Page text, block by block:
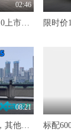
02:46
10全10美一家亲 长城H10上市限时20.18万元起
08:21
不光天枢领航方案落地，其他升级也是拳拳到肉 试驾全新深蓝S05